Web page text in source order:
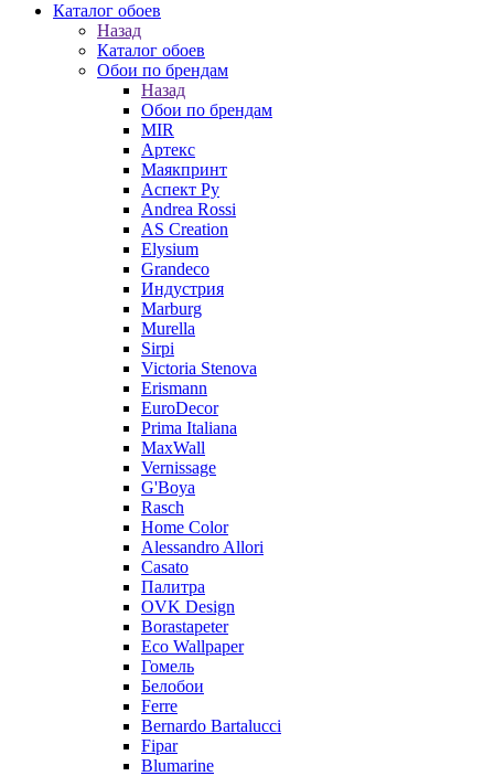
Каталог обоев
Назад
Каталог обоев
Обои по брендам
Назад
Обои по брендам
MIR
Артекс
Маякпринт
Аспект Ру
Andrea Rossi
AS Creation
Elysium
Grandeco
Индустрия
Marburg
Murella
Sirpi
Victoria Stenova
Erismann
EuroDecor
Prima Italiana
MaxWall
Vernissage
G'Boya
Rasch
Home Color
Alessandro Allori
Casato
Палитра
OVK Design
Borastapeter
Eco Wallpaper
Гомель
Белобои
Ferre
Bernardo Bartalucci
Fipar
Blumarine